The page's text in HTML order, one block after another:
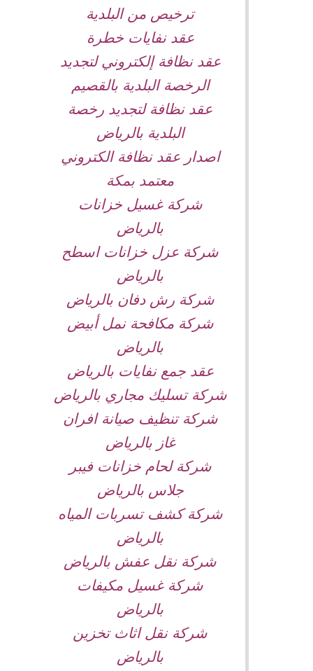
ترخيص من البلدية
عقد نفايات خطرة
عقد نظافة إلكتروني لتجديد
الرخصة البلدية بالقصيم
عقد نظافة لتجديد رخصة
البلدية بالرياض
اصدار عقد نظافة الكتروني
معتمد بمكة
شركة غسيل خزانات
بالرياض
شركة عزل خزانات اسطح
بالرياض
شركة رش دفان بالرياض
شركة مكافحة نمل أبيض
بالرياض
عقد جمع نفايات بالرياض
شركة تسليك مجاري بالرياض
شركة تنظيف صيانة افران
غاز بالرياض
شركة لحام خزانات فيبر
جلاس بالرياض
شركة كشف تسربات المياه
بالرياض
شركة نقل عفش بالرياض
شركة غسيل مكيفات
بالرياض
شركة نقل اثاث تخزين
بالرياض